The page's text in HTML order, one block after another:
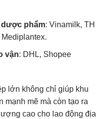
phẩm: Vinamilk, TH
vận: DHL, Shopee
lớn không chỉ giúp khu
mạnh mẽ mà còn tạo ra
cao cho lao động địa